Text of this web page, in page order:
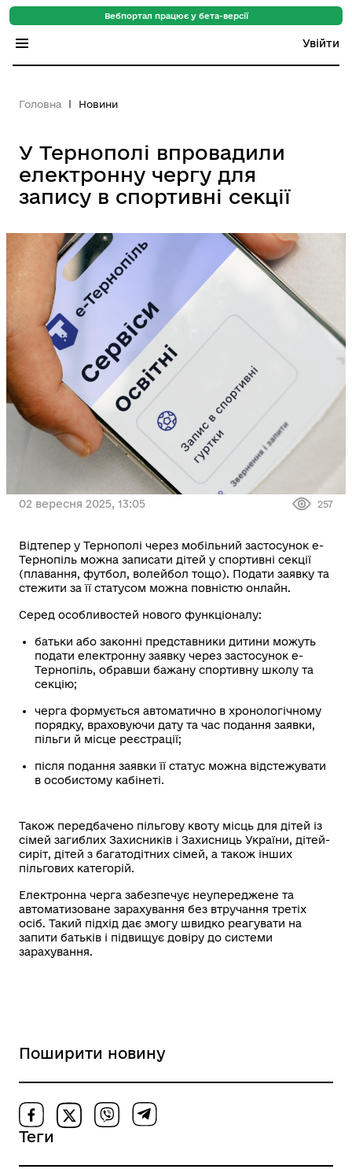
Вебпортал працює у бета-версії
Увійти
Цифровий путівник
База знань
Головна Новини
У Тернополі впровадили
електронну чергу для
запису в спортивні секції
02 вересня 2025, 13:05 257
Відтепер у Тернополі через мобільний застосунок е-
Тернопіль можна записати дітей у спортивні секції
(плавання, футбол, волейбол тощо). Подати заявку та
стежити за її статусом можна повністю онлайн.
Серед особливостей нового функціоналу:
батьки або законні представники дитини можуть
подати електронну заявку через застосунок е-
Тернопіль, обравши бажану спортивну школу та
секцію;
черга формується автоматично в хронологічному
порядку, враховуючи дату та час подання заявки,
пільги й місце реєстрації;
після подання заявки її статус можна відстежувати
в особистому кабінеті.
Також передбачено пільгову квоту місць для дітей із
сімей загиблих Захисників і Захисниць України, дітей-
сиріт, дітей з багатодітних сімей, а також інших
пільгових категорій.
Електронна черга забезпечує неупереджене та
автоматизоване зарахування без втручання третіх
осіб. Такий підхід дає змогу швидко реагувати на
запити батьків і підвищує довіру до системи
зарахування.
Поширити новину
Теги